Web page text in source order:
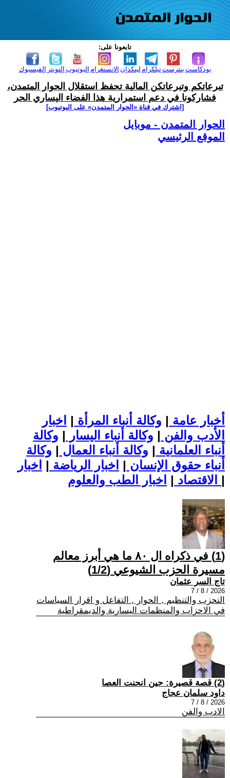
تابعونا على:
الفيسبوك التويتر اليوتيوب الانستغرام لينكدإن تيلكرامبنترست بودكاست
تبرعاتكم وتبرعاتكن المالية تحفظ استقلال الحوار المتمدن،
فشاركونا في دعم استمرارية هذا الفضاء اليساري الحر
[اشترك في قناة ‫«الحوار المتمدن» على اليوتيوب]
الحوار المتمدن - موبايل
الموقع الرئيسي
أخبار عامة | وكالة أنباء المرأة | اخبار
الأدب والفن | وكالة أنباء اليسار | وكالة
أنباء العلمانية | وكالة أنباء العمال | وكالة
أنباء حقوق الإنسان | اخبار الرياضة | اخبار
الاقتصاد | |
(1) في ذكراه ال ٨٠ ما هي أبرز معالم
مسيرة الحزب الشيوعي (1/2)
تاج السر عثمان
2026 / 8 / 7
التحزب والتنظيم , الحوار , التفاعل و اقرار السياسات
في الاحزاب والمنظمات اليسارية والديمقراطية
(2) قصة قصيرة: حين انحنت العصا
داود سلمان عجاج
2026 / 8 / 7
الادب والفن